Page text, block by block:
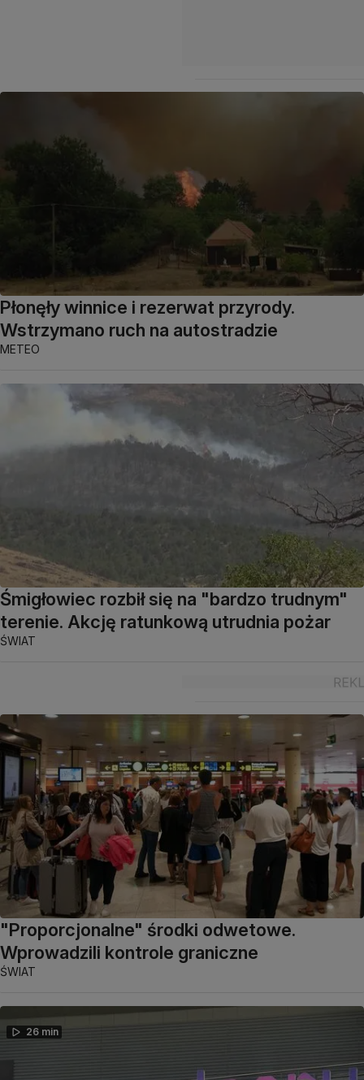
Płonęły winnice i rezerwat przyrody.
Wstrzymano ruch na autostradzie
METEO
Śmigłowiec rozbił się na "bardzo trudnym"
terenie. Akcję ratunkową utrudnia pożar
ŚWIAT
"Proporcjonalne" środki odwetowe.
Wprowadzili kontrole graniczne
ŚWIAT
26 min